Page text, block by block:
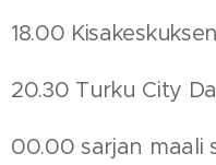
18.00
20.30 Turku City
00.00 sarjan maali